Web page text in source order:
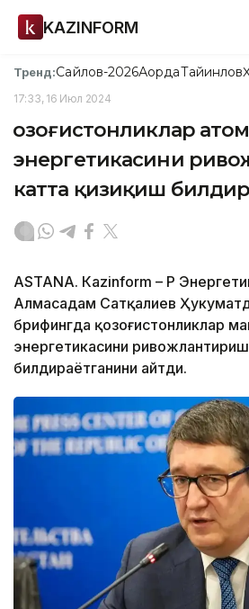
KAZINFORM
Тренд:Сайлов-2026АқордаТайинлов
17:33, 16 Июл 2024
Қозоғистонликлар атом
энергетикасини
катта қизиқиш
ASTANА. Кazinform – ҚР
Алмасадам Сатқалиев
брифингда қозоғистонликлар
энергетикасини
билдираётганини айтди.